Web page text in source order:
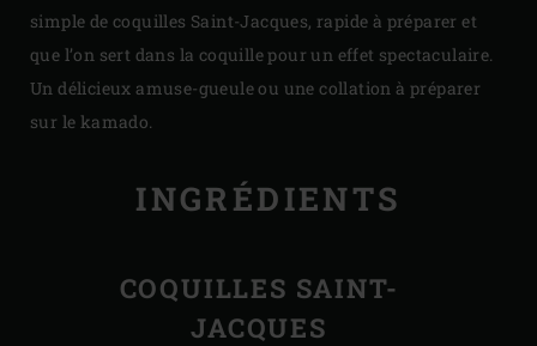
simple de coquilles Saint-Jacques, rapide à préparer et
que l’on sert dans la coquille pour un effet spectaculaire.
Un délicieux amuse-gueule ou une collation à préparer
sur le kamado.
INGRÉDIENTS
COQUILLES SAINT-
JACQUES